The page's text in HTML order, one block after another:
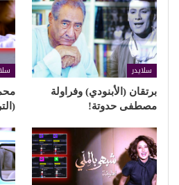
سلايدر
برتقان (الأبنودي) وفراولة
مصطفى حدوتة!